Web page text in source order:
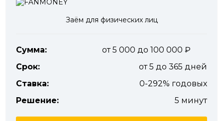
Заём для физических лиц
Сумма:
от 5 000 до 100 000
Срок:
от 5 до 365 дней
Ставка:
0-292% годовых
Решение:
5 минут